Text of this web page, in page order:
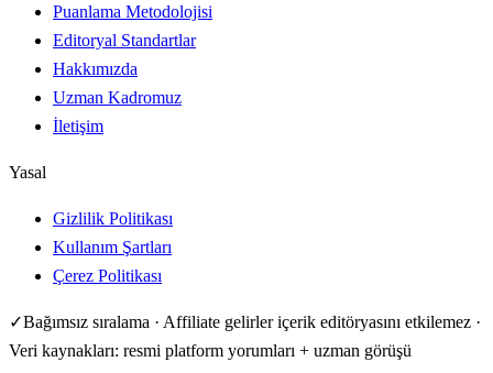
Puanlama Metodolojisi
Editoryal Standartlar
Hakkımızda
Uzman Kadromuz
İletişim
Yasal
Gizlilik Politikası
Kullanım Şartları
Çerez Politikası
✓Bağımsız sıralama · Affiliate gelirler içerik editöryasını etkilemez ·
Veri kaynakları: resmi platform yorumları + uzman görüşü